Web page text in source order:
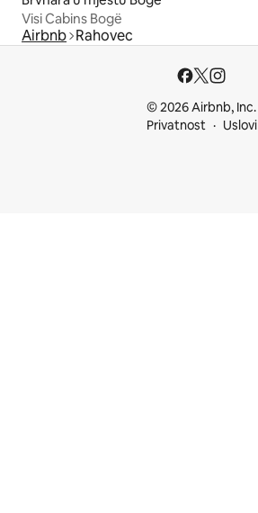
Visi Cabins Bogë
Airbnb Rahovec
© 2026 Airbnb, Inc.
Privatnost
Uslovi